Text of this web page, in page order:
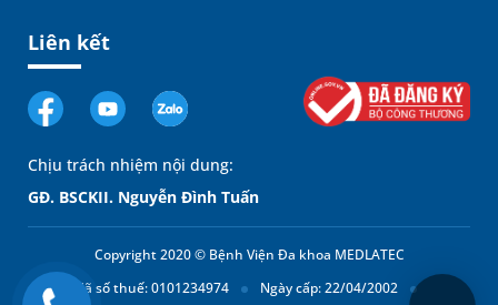
Liên kết
Chịu trách nhiệm nội dung:
GĐ. BSCKII. Nguyễn Đình Tuấn
Copyright 2020 © Bệnh Viện Đa khoa MEDLATEC
Mã số thuế: 0101234974
Ngày cấp: 22/04/2002